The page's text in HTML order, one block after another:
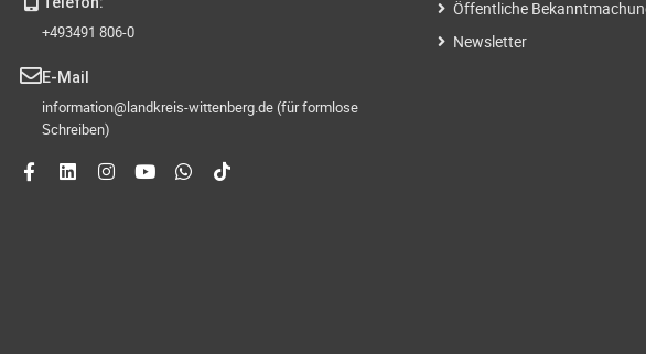
+493491 806-0
E-Mail
information@landkreis-wittenberg.de (für formlose
Schreiben)
Öffentliche
Newsletter